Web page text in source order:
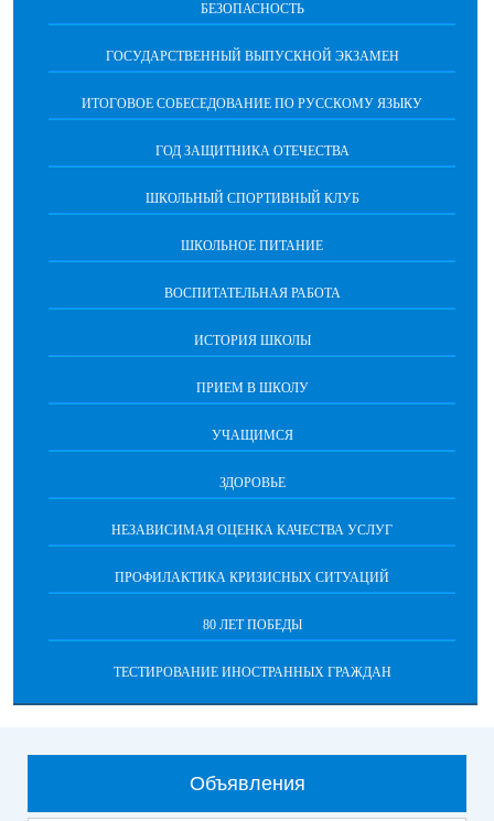
БЕЗОПАСНОСТЬ
ГОСУДАРСТВЕННЫЙ ВЫПУСКНОЙ ЭКЗАМЕН
ИТОГОВОЕ СОБЕСЕДОВАНИЕ ПО РУССКОМУ ЯЗЫКУ
ГОД ЗАЩИТНИКА ОТЕЧЕСТВА
ШКОЛЬНЫЙ СПОРТИВНЫЙ КЛУБ
ШКОЛЬНОЕ ПИТАНИЕ
ВОСПИТАТЕЛЬНАЯ РАБОТА
ИСТОРИЯ ШКОЛЫ
ПРИЕМ В ШКОЛУ
УЧАЩИМСЯ
ЗДОРОВЬЕ
НЕЗАВИСИМАЯ ОЦЕНКА КАЧЕСТВА УСЛУГ
ПРОФИЛАКТИКА КРИЗИСНЫХ СИТУАЦИЙ
80 ЛЕТ ПОБЕДЫ
ТЕСТИРОВАНИЕ ИНОСТРАННЫХ ГРАЖДАН
Объявления